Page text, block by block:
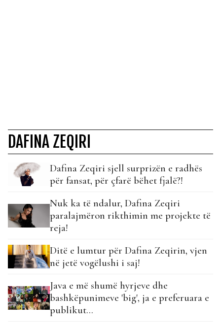
DAFINA ZEQIRI
Dafina Zeqiri sjell surprizën e radhës
për fansat, për çfarë bëhet fjalë?!
Nuk ka të ndalur, Dafina Zeqiri
paralajmëron rikthimin me projekte të
reja!
Ditë e lumtur për Dafina Zeqirin, vjen
në jetë vogëlushi i saj!
Java e më shumë hyrjeve dhe
bashkëpunimeve 'big', ja e preferuara e
publikut...